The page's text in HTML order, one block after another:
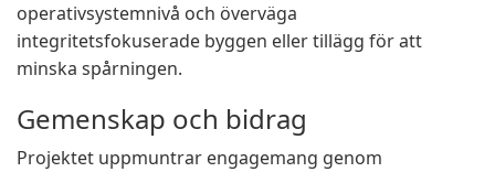
operativsystemnivå och överväga
integritetsfokuserade byggen eller tillägg för att
minska spårningen.
Gemenskap och bidrag
Projektet uppmuntrar engagemang genom